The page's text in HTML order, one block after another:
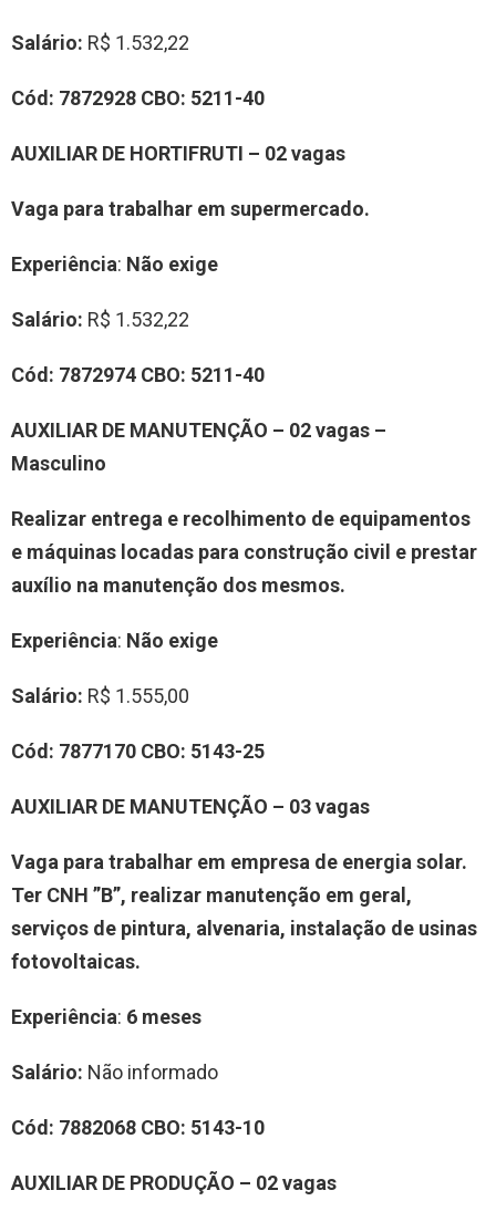
Salário: R$ 1.532,22
Cód: 7872928 CBO: 5211-40
AUXILIAR DE HORTIFRUTI – 02 vagas
Vaga para trabalhar em supermercado.
Experiência: Não exige
Salário: R$ 1.532,22
Cód: 7872974 CBO: 5211-40
AUXILIAR DE MANUTENÇÃO – 02 vagas –
Masculino
Realizar entrega e recolhimento de equipamentos
e máquinas locadas para construção civil e prestar
auxílio na manutenção dos mesmos.
Experiência: Não exige
Salário: R$ 1.555,00
Cód: 7877170 CBO: 5143-25
AUXILIAR DE MANUTENÇÃO – 03 vagas
Vaga para trabalhar em empresa de energia solar.
Ter CNH ”B”, realizar manutenção em geral,
serviços de pintura, alvenaria, instalação de usinas
fotovoltaicas.
Experiência: 6 meses
Salário: Não informado
Cód: 7882068 CBO: 5143-10
AUXILIAR DE PRODUÇÃO – 02 vagas